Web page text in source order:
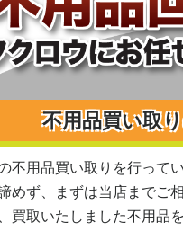
不用品買い取
不用品買い取りを行って
めず、まずは当店までご
買取いたしました不用品